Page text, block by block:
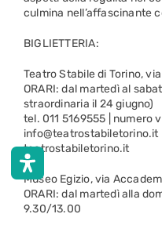
culmina nell’affascinante
BIGLIETTERIA:
Teatro Stabile di Torino,
ORARI: dal martedì al
straordinaria il 24 giugno)
tel. 011 5169555 | numero
info@teatrostabiletorino.it
teatrostabiletorino.it
Museo Egizio, via
ORARI: dal martedì alla
9.30/13.00